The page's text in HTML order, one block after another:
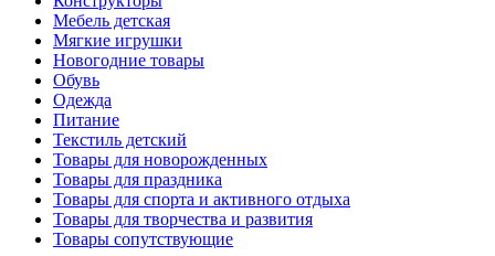
Мебель детская
Мягкие игрушки
Новогодние товары
Обувь
Одежда
Питание
Текстиль детский
Товары для новорожденных
Товары для праздника
Товары для спорта и активного отдыха
Товары для творчества и развития
Товары сопутствующие